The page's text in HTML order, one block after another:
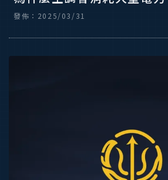
安裝】【北投商用空調安裝
發佈：2025/03/31